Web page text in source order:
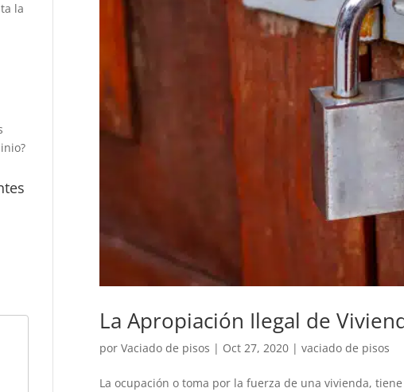
La Apropiación Ilegal de
por Vaciado de pisos | Oct 27, 2020| vaciado de pisos
La ocupación o toma por la fuerza de una vivienda,
la